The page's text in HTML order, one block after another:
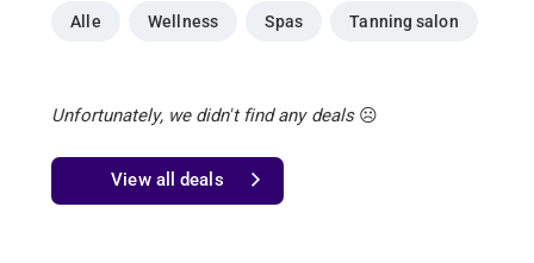
Alle Wellness Spas Tanning salon
Unfortunately, we didn't find any deals☹️
View all deals